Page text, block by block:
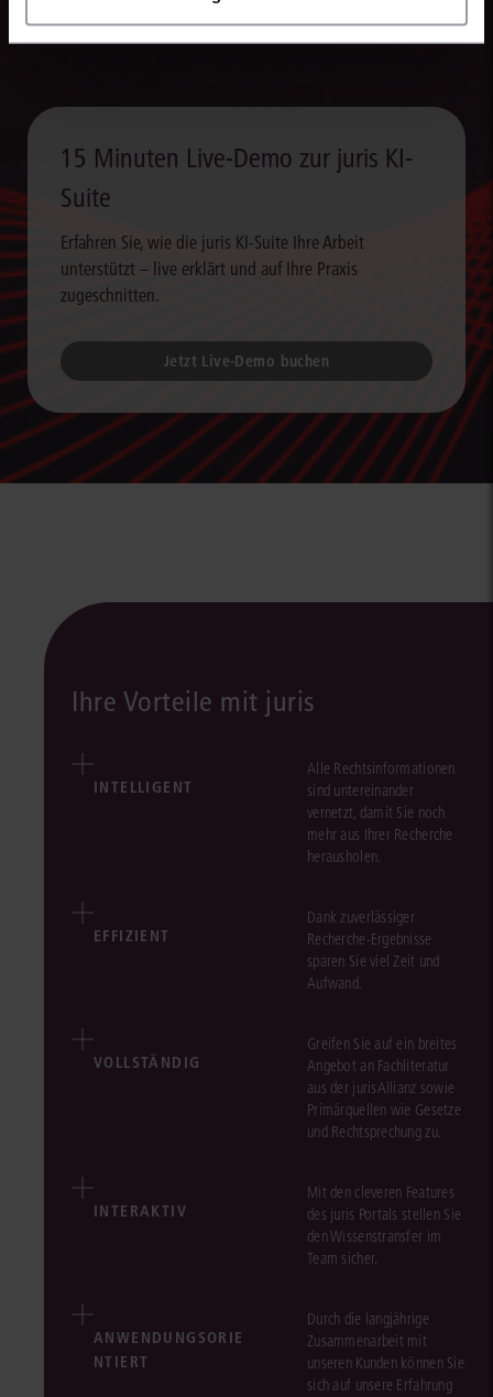
weiter als bislang.
15 Minuten Live-Demo zur juris KI-
Suite
Erfahren Sie, wie die juris KI-Suite Ihre Arbeit
unterstützt – live erklärt und auf Ihre Praxis
zugeschnitten.
Jetzt Live-Demo buchen
Ihre Vorteile mit juris
INTELLIGENT
Alle Rechtsinformationen
sind untereinander
vernetzt, damit Sie noch
mehr aus Ihrer Recherche
herausholen.
EFFIZIENT
Dank zuverlässiger
Recherche-Ergebnisse
sparen Sie viel Zeit und
Aufwand.
VOLLSTÄNDIG
Greifen Sie auf ein breites
Angebot an Fachliteratur
aus der jurisAllianz sowie
Primärquellen wie Gesetze
und Rechtsprechung zu.
INTERAKTIV
Mit den cleveren Features
des juris Portals stellen Sie
den Wissenstransfer im
Team sicher.
ANWENDUNGSORIE
NTIERT
Durch die langjährige
Zusammenarbeit mit
unseren Kunden können Sie
sich auf unsere Erfahrung